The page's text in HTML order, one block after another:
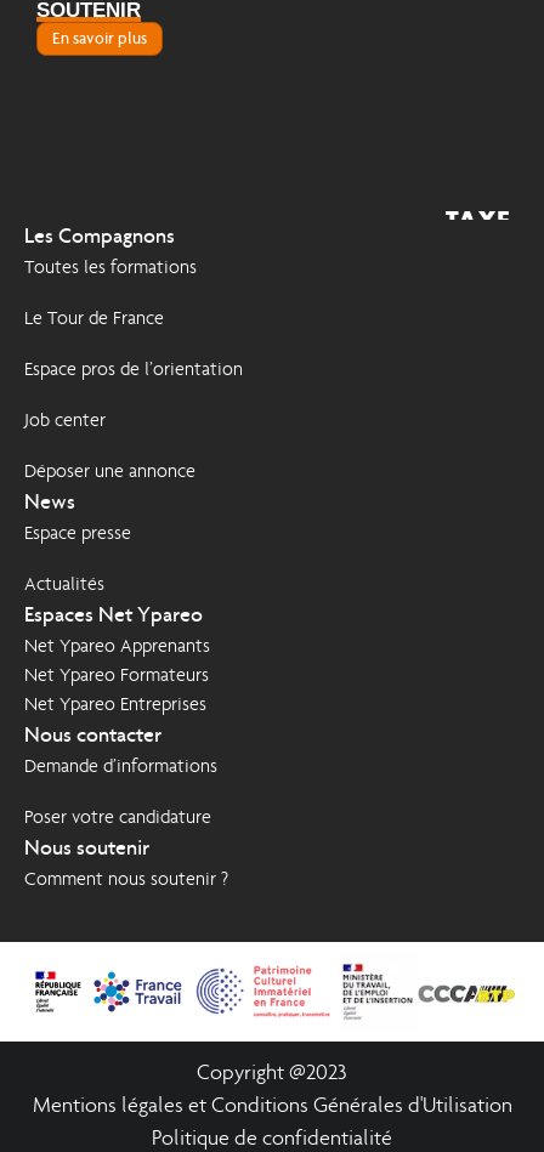
de Marseille
Fédération
Île-de-France
Fédération
de Lons
compagnonnique et CFA
d'Aigueblanche Savoie
Les Compagnons
Toutes les formations
Le Tour de France
Espace pros de l’orientation
Job center
Déposer une annonce
News
Espace presse
Actualités
Espaces Net Ypareo
Net Ypareo Apprenants
Net Ypareo Formateurs
Net Ypareo Entreprises
Nous contacter
Demande d’informations
Poser votre candidature
Nous soutenir
Comment nous soutenir ?
SOUTENIR
En savoir plus
TAXE
Copyright @2023
Mentions légales et Conditions Générales d'Utilisation
Politique de confidentialité